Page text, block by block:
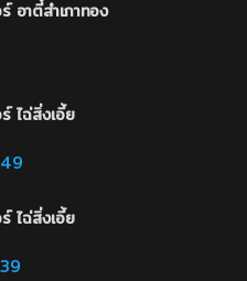
อาตี๋สำเภาทอง
ไฉ่สิ่งเอี้ย
49Price range: ฿29 through ฿49
ไฉ่สิ่งเอี้ย
39Price range: ฿29 through ฿39